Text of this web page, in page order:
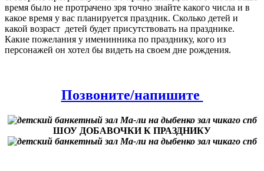
время было не протрачено зря точно знайте какого числа и в
какое время у вас планируется праздник. Сколько детей и
какой возраст детей будет присутствовать на празднике.
Какие пожелания у именинника по празднику, кого из
персонажей он хотел бы видеть на своем дне рождения.
Позвоните/напишите
ШОУ ДОБАВОЧКИ К ПРАЗДНИКУ